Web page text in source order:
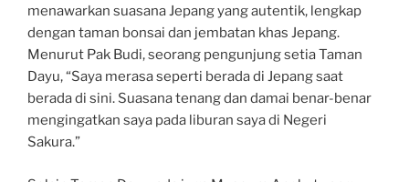
menawarkan suasana Jepang yang autentik, lengkap
dengan taman bonsai dan jembatan khas Jepang.
Menurut Pak Budi, seorang pengunjung setia Taman
Dayu, “Saya merasa seperti berada di Jepang saat
berada di sini. Suasana tenang dan damai benar-benar
mengingatkan saya pada liburan saya di Negeri
Sakura.”